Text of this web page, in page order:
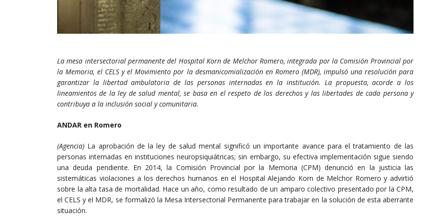
La mesa intersectorial permanente del Hospital Korn de Melchor Romero, integrada por la Comisión Provincial por
la Memoria, el CELS y el Movimiento por la desmanicomialización en Romero (MDR), impulsó una resolución para
garantizar la libertad ambulatoria de las personas internadas en la institución. La propuesta, acorde a los
lineamientos de la ley de salud mental, se basa en el respeto de los derechos y las libertades de cada persona y
contribuya a la inclusión social y comunitaria.
ANDAR en Romero
(Agencia) La aprobación de la ley de salud mental significó un importante avance para el tratamiento de las
personas internadas en instituciones neuropsiquiátricas; sin embargo, su efectiva implementación sigue siendo
una deuda pendiente. En 2014, la Comisión Provincial por la Memoria (CPM) denunció en la justicia las
sistemáticas violaciones a los derechos humanos en el Hospital Alejando Korn de Melchor Romero y advirtió
sobre la alta tasa de mortalidad. Hace un año, como resultado de un amparo colectivo presentado por la CPM,
el CELS y el MDR, se formalizó la Mesa Intersectorial Permanente para trabajar en la solución de esta aberrante
situación.